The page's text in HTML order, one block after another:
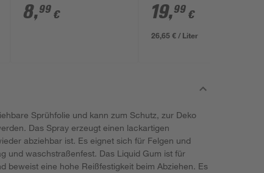
8,99 €
'Xtreme' 750 ml
19,99 €
26,65 € / Liter
Sprühfolie und kann zum Schutz, zur Deko
Das Spray erzeugt einen lackartigen
abziehbar ist. Es eignet sich für Felgen und
und waschstraßenfest. Das Liquid Gum ist für
beweist eine hohe Reißfestigkeit beim Abziehen. Es